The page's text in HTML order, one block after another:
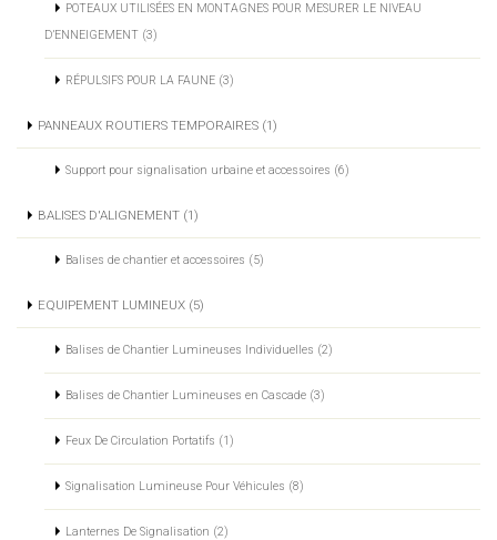
POTEAUX UTILISÉES EN MONTAGNES POUR MESURER LE NIVEAU
D’ENNEIGEMENT (3)
RÉPULSIFS POUR LA FAUNE (3)
PANNEAUX ROUTIERS TEMPORAIRES (1)
Support pour signalisation urbaine et accessoires (6)
BALISES D'ALIGNEMENT (1)
Balises de chantier et accessoires (5)
EQUIPEMENT LUMINEUX (5)
Balises de Chantier Lumineuses Individuelles (2)
Balises de Chantier Lumineuses en Cascade (3)
Feux De Circulation Portatifs (1)
Signalisation Lumineuse Pour Véhicules (8)
Lanternes De Signalisation (2)